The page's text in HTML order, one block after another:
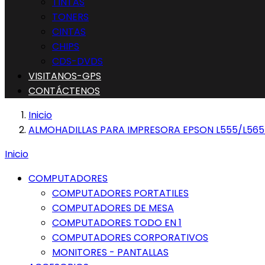
TONERS
CINTAS
CHIPS
CDS-DVDS
VISITANOS-GPS
CONTÁCTENOS
Inicio
ALMOHADILLAS PARA IMPRESORA EPSON L555/
Inicio
COMPUTADORES
COMPUTADORES PORTATILES
COMPUTADORES DE MESA
COMPUTADORES TODO EN 1
COMPUTADORES CORPORATIVOS
MONITORES - PANTALLAS